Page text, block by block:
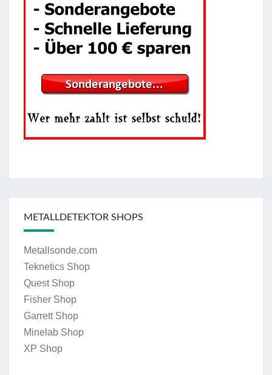
METALLDETEKTOR SHOPS
Metallsonde.com
Teknetics Shop
Quest Shop
Fisher Shop
Garrett Shop
Minelab Shop
XP Shop